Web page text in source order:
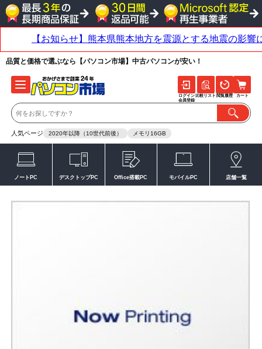
品質と価格で選ぶなら【パソコン市場】中古パソコンが安い！
人気ページ 2020年以降（10世代前後） メモリ16GB
ログイン
会員登録
比較リスト 閲覧履歴 カート
ノートPC デスクトップPC Office搭載PC モバイルPC 店舗一覧